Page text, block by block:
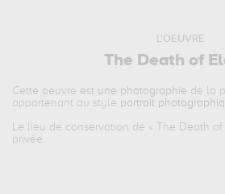
L'OEUVRE
The Death of
Cette oeuvre est une photographie de la
appartenant au style portrait
Le lieu de conservation de « The Death
privée.